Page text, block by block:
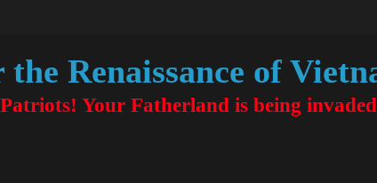
Renaissance of
Your Fatherland is being